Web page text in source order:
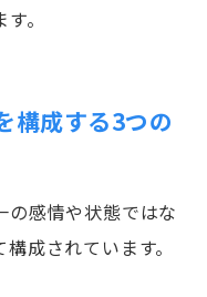
。
構成する3つの
の感情や状態ではな
成されています。